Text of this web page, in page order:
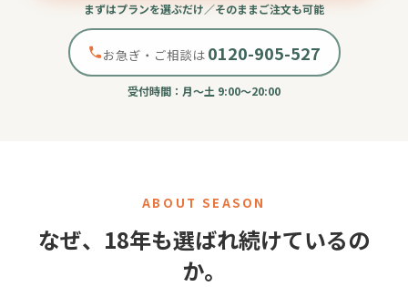
まずはプランを選ぶだけ／そのままご注文も可能
お急ぎ・ご相談は 0120-905-527
受付時間：月〜土 9:00〜20:00
1,155
(税抜)
搬入〜撤収まで丸投げ
750
(税抜)
前日15時まで注文
ABOUT SEASON
なぜ、18年も選ばれ続けているの
か。